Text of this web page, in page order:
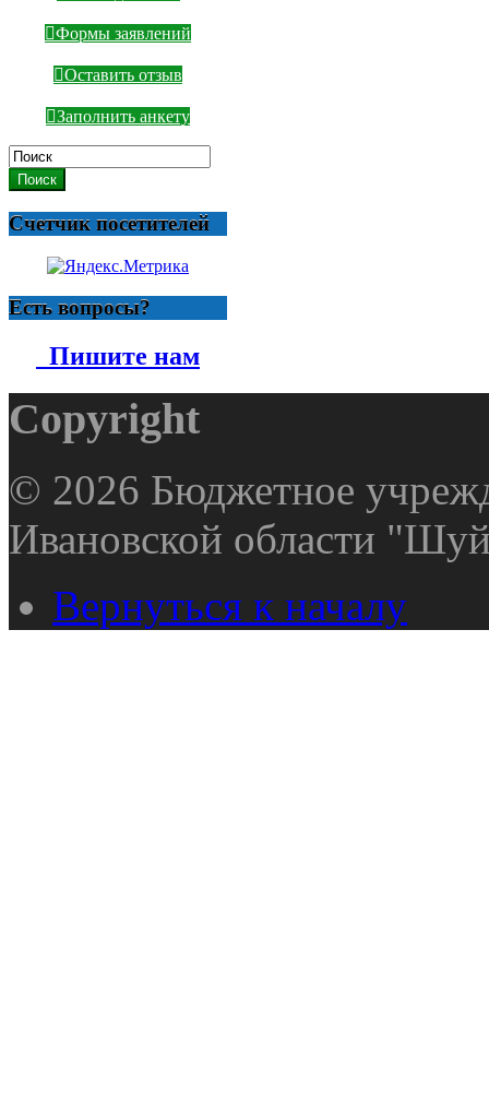
Формы заявлений
Оставить отзыв
Заполнить анкету
Поиск
Счетчик посетителей
Есть вопросы?
Пишите нам
Copyright
© 2026 Бюджетное
Ивановской области
Вернуться к началу